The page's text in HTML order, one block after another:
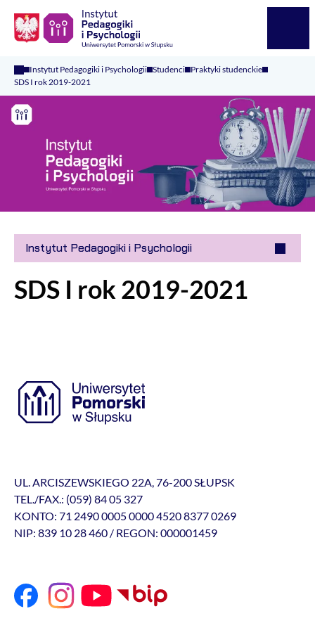
Instytut Pedagogiki i Psychologii Studenci Praktyki studenckie
SDS I rok 2019-2021
Instytut Pedagogiki i Psychologii
SDS I rok 2019-2021
UL. ARCISZEWSKIEGO 22A, 76-200 SŁUPSK
TEL./FAX.: (059) 84 05 327
KONTO: 71 2490 0005 0000 4520 8377 0269
NIP: 839 10 28 460 / REGON: 000001459
Logo Kaliop Poland